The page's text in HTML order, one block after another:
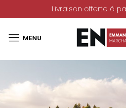
Livraison offerte à